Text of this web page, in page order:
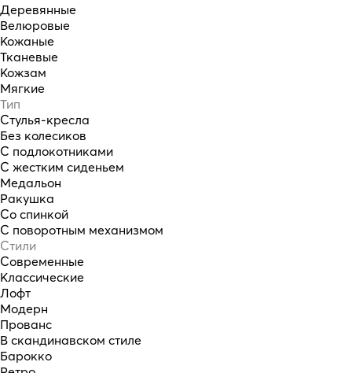
Деревянные
Велюровые
Кожаные
Тканевые
Кожзам
Мягкие
Тип
Стулья-кресла
Без колесиков
С подлокотниками
С жестким сиденьем
Медальон
Ракушка
Со спинкой
С поворотным механизмом
Стили
Современные
Классические
Лофт
Модерн
Прованс
В скандинавском стиле
Барокко